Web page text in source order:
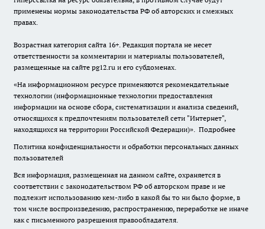
применены нормы законодательства РФ об авторских и смежных
правах.
Возрастная категория сайта 16+. Редакция портала не несет
ответственности за комментарии и материалы пользователей,
размещенные на сайте pg12.ru и его субдоменах.
«На информационном ресурсе применяются рекомендательные
технологии (информационные технологии предоставления
информации на основе сбора, систематизации и анализа сведений,
относящихся к предпочтениям пользователей сети "Интернет",
находящихся на территории Российской Федерации)». Подробнее
Политика конфиденциальности и обработки персональных данных
пользователей
Вся информация, размещенная на данном сайте, охраняется в
соответствии с законодательством РФ об авторском праве и не
подлежит использованию кем-либо в какой бы то ни было форме, в
том числе воспроизведению, распространению, переработке не иначе
как с письменного разрешения правообладателя.